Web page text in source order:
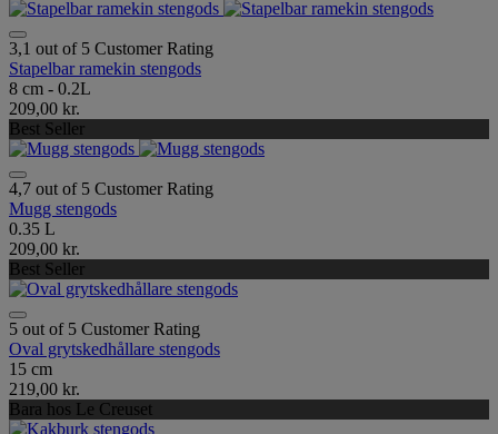
3,1 out of 5 Customer Rating
Stapelbar ramekin stengods
8 cm - 0.2L
209,00 kr.
Best Seller
4,7 out of 5 Customer Rating
Mugg stengods
0.35 L
209,00 kr.
Best Seller
5 out of 5 Customer Rating
Oval grytskedhållare stengods
15 cm
219,00 kr.
Bara hos Le Creuset